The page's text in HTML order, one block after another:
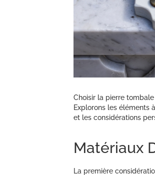
Choisir la pierre
Explorons les éléments
et les considérations
Matériaux
La première